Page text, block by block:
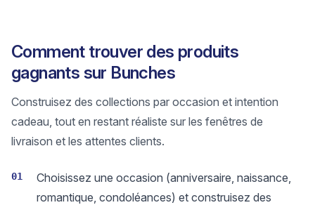
Comment trouver des produits
gagnants sur Bunches
Construisez des collections par occasion et intention
cadeau, tout en restant réaliste sur les fenêtres de
livraison et les attentes clients.
01
Choisissez une occasion (anniversaire, naissance,
romantique, condoléances) et construisez des